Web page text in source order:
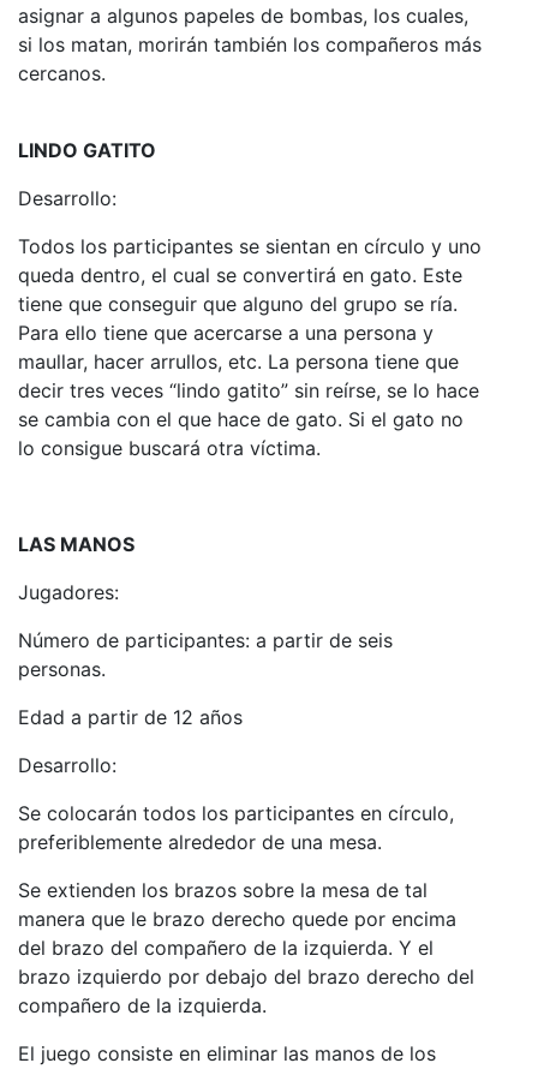
asignar a algunos papeles de bombas, los cuales,
si los matan, morirán también los compañeros más
cercanos.
LINDO GATITO
Desarrollo:
Todos los participantes se sientan en círculo y uno
queda dentro, el cual se convertirá en gato. Este
tiene que conseguir que alguno del grupo se ría.
Para ello tiene que acercarse a una persona y
maullar, hacer arrullos, etc. La persona tiene que
decir tres veces “lindo gatito” sin reírse, se lo hace
se cambia con el que hace de gato. Si el gato no
lo consigue buscará otra víctima.
LAS MANOS
Jugadores:
Número de participantes: a partir de seis
personas.
Edad a partir de 12 años
Desarrollo:
Se colocarán todos los participantes en círculo,
preferiblemente alrededor de una mesa.
Se extienden los brazos sobre la mesa de tal
manera que le brazo derecho quede por encima
del brazo del compañero de la izquierda. Y el
brazo izquierdo por debajo del brazo derecho del
compañero de la izquierda.
El juego consiste en eliminar las manos de los